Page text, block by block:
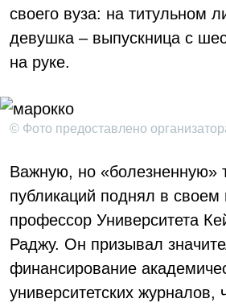
своего вуза: на титульном
девушка – выпускница с
на руке.
© Фото предоставлено
Важную, но «болезненную»
публикаций поднял в своем
профессор Университета
Раджу. Он призывал
финансирование
университетских журналов,